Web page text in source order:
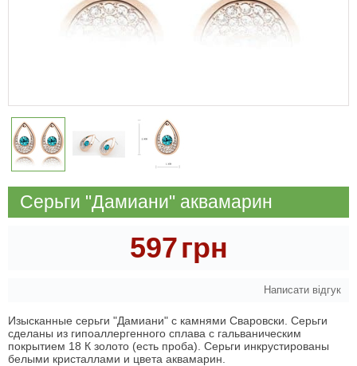
Серьги "Дамиани" аквамарин
597грн
Написати відгук
Изысканные серьги "Дамиани" с камнями Сваровски. Серьги
сделаны из гипоаллергенного сплава с гальваническим
покрытием 18 К золото (есть проба). Серьги инкрустированы
белыми кристаллами и цвета аквамарин.